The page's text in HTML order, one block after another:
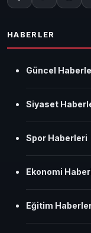
HABERLER
Güncel
Siyaset
Spor Haberleri
Ekonomi
Eğitim